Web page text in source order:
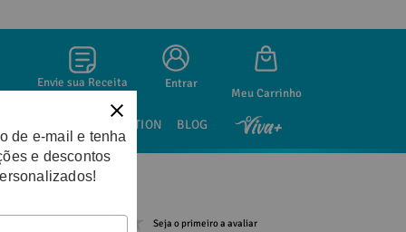
Envie sua Receita Entrar
NUTRITION BLOG
Seja o primeiro a avaliar
de e-mail e tenha
e descontos